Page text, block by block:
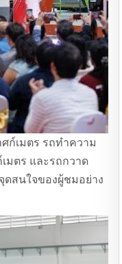
ก์เมตร รถทําความ
มตร และรถกวาด
ดสนใจของผู้ชมอย่าง